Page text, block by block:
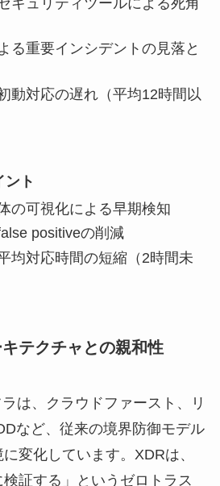
る重要インシデントの見落と
動対応の遅れ（平均12時間以
ント
の可視化による早期検知
positiveの削減
均対応時間の短縮（2時間未
テクチャとの親和性
は、クラウドファースト、リ
など、従来の境界防御モデル
変化しています。XDRは、
検証する」というゼロトラス